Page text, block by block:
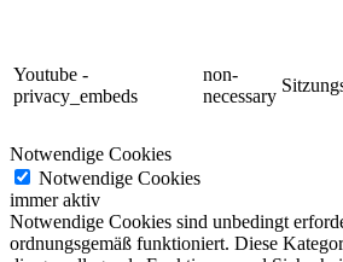
Youtube -
privacy_embeds
non-
necessary
Notwendige Cookies
Notwendige Cookies
immer aktiv
Notwendige Cookies sind unbedingt
ordnungsgemäß funktioniert. Diese